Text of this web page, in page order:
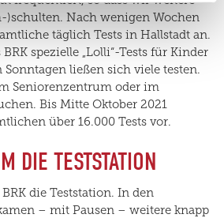
)schulten. Nach wenigen Wochen
täglich Tests in Hallstadt an.
spezielle „Lolli“-Tests für Kinder
ließen sich viele testen.
Seniorenzentrum oder im
Bis Mitte Oktober 2021
über 16.000 Tests vor.
DIE TESTSTATION
die Teststation. In den
– mit Pausen – weitere knapp